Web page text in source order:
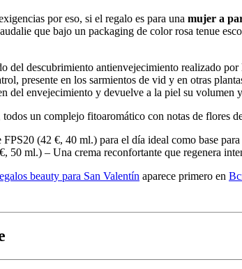
por eso, si el regalo es para una mujer a
que bajo un packaging de color rosa tenue
del descubrimiento antienvejecimiento realizado
presente en los sarmientos de vid y en otras
del envejecimiento y devuelve a la piel su
un complejo fitoaromático con notas de flores
(42 €, 40 ml.) para el día ideal como base
ml.) – Una crema reconfortante que regenera
beauty para San Valentín aparece primero en